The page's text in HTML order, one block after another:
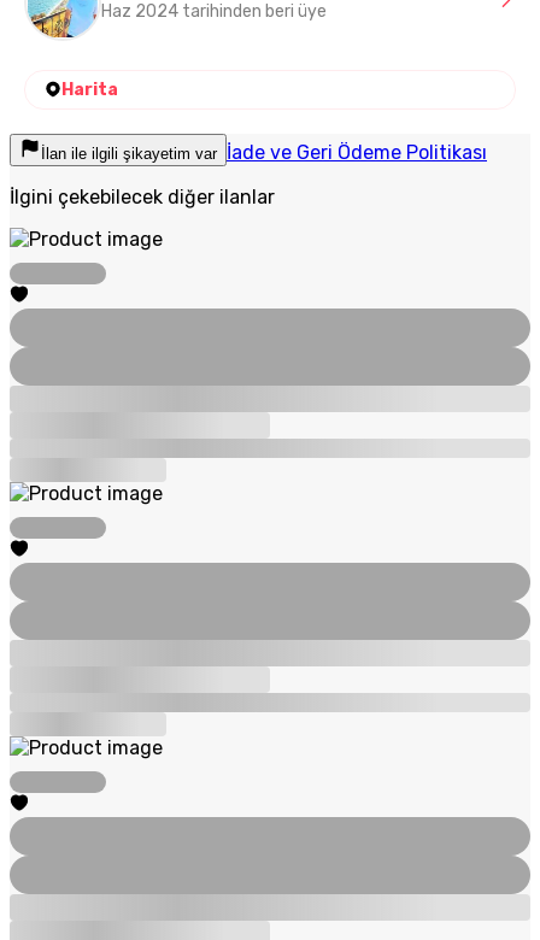
Haz 2024 tarihinden beri üye
Harita
İlan ile ilgili şikayetim var İade ve Geri Ödeme Politikası
İlgini çekebilecek diğer ilanlar